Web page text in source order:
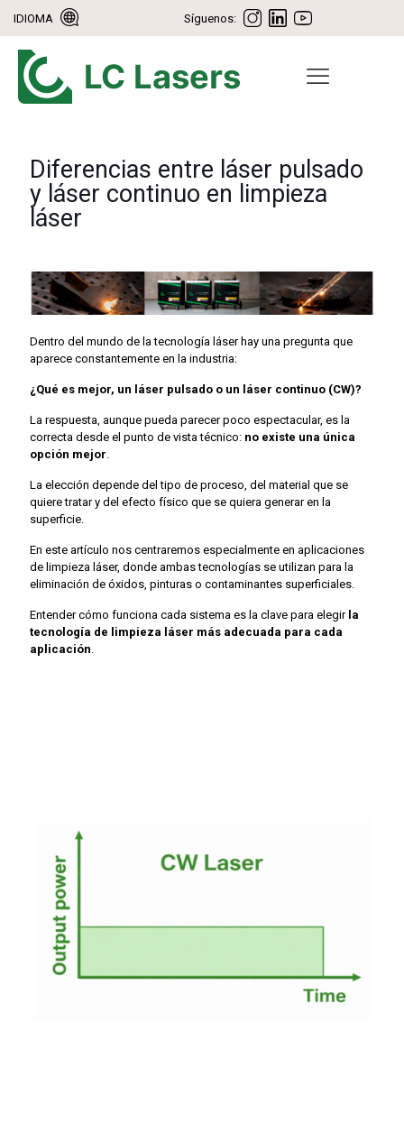
IDIOMA Síguenos:
Diferencias entre láser pulsado
y láser continuo en limpieza
láser
Dentro del mundo de la tecnología láser hay una pregunta que
aparece constantemente en la industria:
¿Qué es mejor, un láser pulsado o un láser continuo (CW)?
La respuesta, aunque pueda parecer poco espectacular, es la
correcta desde el punto de vista técnico: no existe una única
opción mejor
La elección depende deltipo de proceso, del material que se
quiere tratar y del efecto físico que se quiera generar en la
superficie
En este artículo nos centraremos especialmente en aplicaciones
de limpieza láser, donde ambas tecnologías se utilizan para la
eliminación de óxidos, pinturas o contaminantes superficiales
Entender cómo funciona cada sistema es la clave para elegir la
tecnología de limpieza láser más adecuada para cada
aplicación